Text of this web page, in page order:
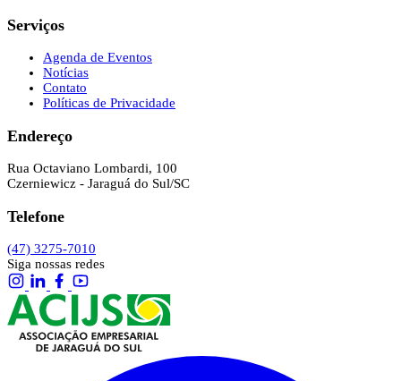
Serviços
Agenda de Eventos
Notícias
Contato
Políticas de Privacidade
Endereço
Rua Octaviano Lombardi, 100
Czerniewicz - Jaraguá do Sul/SC
Telefone
(47) 3275-7010
Siga nossas redes